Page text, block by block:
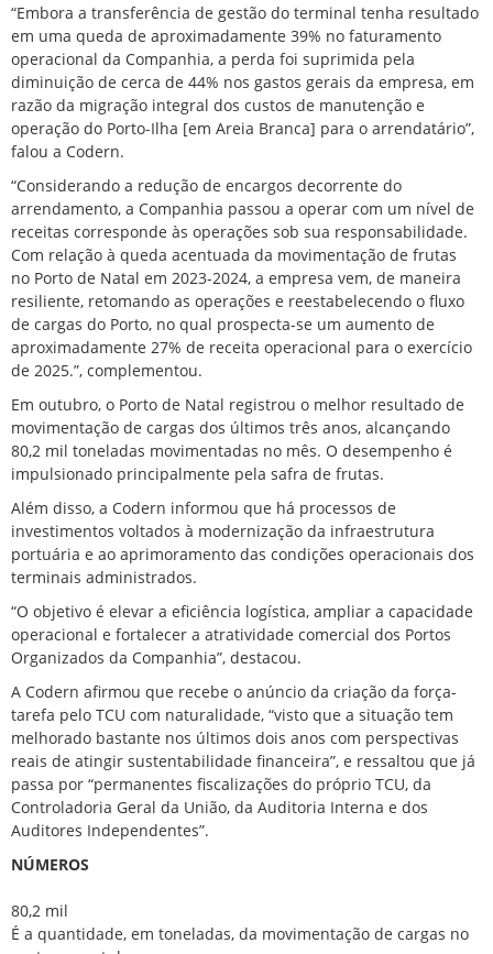
“Embora a transferência de gestão do terminal tenha resultado
em uma queda de aproximadamente 39% no faturamento
operacional da Companhia, a perda foi suprimida pela
diminuição de cerca de 44% nos gastos gerais da empresa, em
razão da migração integral dos custos de manutenção e
operação do Porto-Ilha [em Areia Branca] para o arrendatário”,
falou a Codern.
“Considerando a redução de encargos decorrente do
arrendamento, a Companhia passou a operar com um nível de
receitas corresponde às operações sob sua responsabilidade.
Com relação à queda acentuada da movimentação de frutas
no Porto de Natal em 2023-2024, a empresa vem, de maneira
resiliente, retomando as operações e reestabelecendo o fluxo
de cargas do Porto, no qual prospecta-se um aumento de
aproximadamente 27% de receita operacional para o exercício
de 2025.”, complementou.
Em outubro, o Porto de Natal registrou o melhor resultado de
movimentação de cargas dos últimos três anos, alcançando
80,2 mil toneladas movimentadas no mês. O desempenho é
impulsionado principalmente pela safra de frutas.
Além disso, a Codern informou que há processos de
investimentos voltados à modernização da infraestrutura
portuária e ao aprimoramento das condições operacionais dos
terminais administrados.
“O objetivo é elevar a eficiência logística, ampliar a capacidade
operacional e fortalecer a atratividade comercial dos Portos
Organizados da Companhia”, destacou.
A Codern afirmou que recebe o anúncio da criação da força-
tarefa pelo TCU com naturalidade, “visto que a situação tem
melhorado bastante nos últimos dois anos com perspectivas
reais de atingir sustentabilidade financeira”, e ressaltou que já
passa por “permanentes fiscalizações do próprio TCU, da
Controladoria Geral da União, da Auditoria Interna e dos
Auditores Independentes”.
NÚMEROS
80,2 mil
É a quantidade, em toneladas, da movimentação de cargas no